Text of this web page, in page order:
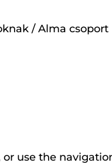
/ Alma csoport
use the